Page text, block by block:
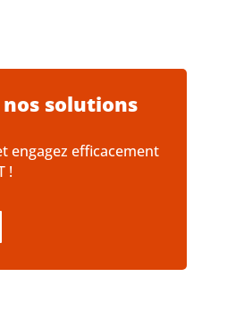
solutions
engagez efficacement
!